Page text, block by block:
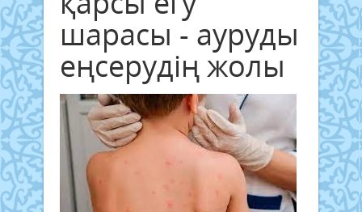
шарасы - ауруды
еңсерудің жолы